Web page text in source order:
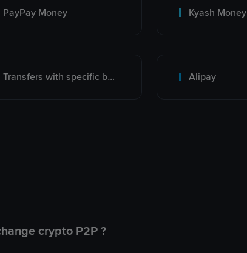
PayPay Money Kyash Money
Transfers with specific bank Alipay
crypto P2P ?